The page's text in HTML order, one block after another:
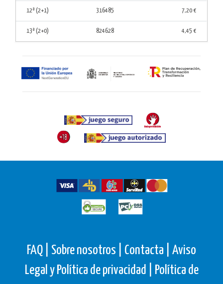
12ª (2+1) 316485 7,20 €
13ª (2+0) 824628 4,45 €
FAQ | Sobre nosotros | Contacta |
Aviso
Legal y Política de privacidad |
Política de